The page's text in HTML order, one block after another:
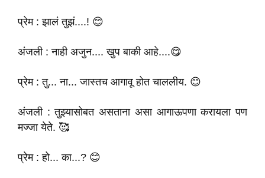
प्रेम : झालं तुझं....! 😊
अंजली : नाही अजुन.... खुप बाकी आहे....😋
प्रेम : तु... ना... जास्तच आगावू होत चाललीय. 😊
अंजली : तुझ्यासोबत असताना असा आगाऊपणा करायला पण
मज्जा येते. 🥰
प्रेम : हो... का...? 😊